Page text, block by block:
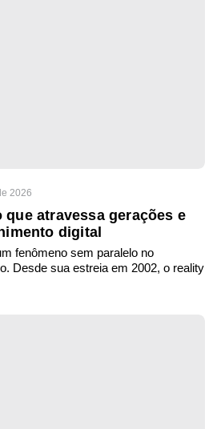
2026
que atravessa gerações e
digital
fenômeno sem paralelo no
Desde sua estreia em 2002, o reality